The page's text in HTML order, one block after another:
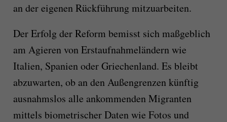
an der eigenen Rückführung mitzuarbeiten.
Der Erfolg der Reform bemisst sich maßgeblich
am Agieren von Erstaufnahmeländern wie
Italien, Spanien oder Griechenland. Es bleibt
abzuwarten, ob an den Außengrenzen künftig
ausnahmslos alle ankommenden Migranten
mittels biometrischer Daten wie Fotos und